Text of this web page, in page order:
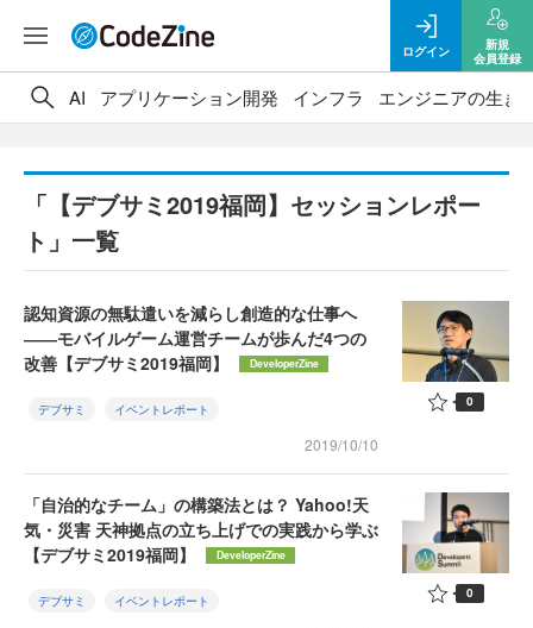
ログイン
新規
会員登録
AI アプリケーション開発 インフラ エンジニアの生き
「【デブサミ2019福岡】セッションレポー
ト」一覧
認知資源の無駄遣いを減らし創造的な仕事へ
――モバイルゲーム運営チームが歩んだ4つの
改善【デブサミ2019福岡】
DeveloperZine
デブサミ イベントレポート
2019/10/10
0
「自治的なチーム」の構築法とは？ Yahoo!天
気・災害 天神拠点の立ち上げでの実践から学ぶ
【デブサミ2019福岡】
DeveloperZine
デブサミ イベントレポート 0